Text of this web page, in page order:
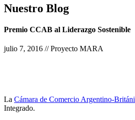
Nuestro Blog
Premio CCAB al Liderazgo Sostenible
julio 7, 2016 // Proyecto MARA
La Cámara de Comercio Argentino-
Integrado.